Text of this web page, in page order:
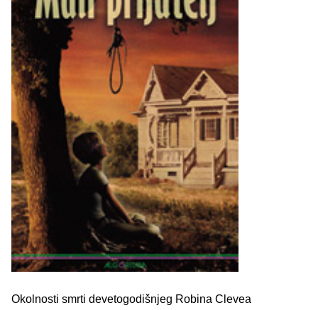
Okolnosti smrti devetogodišnjeg Robina Clevea